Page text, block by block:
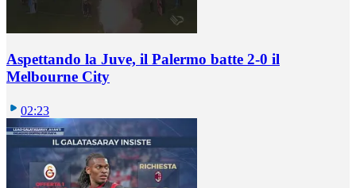
Aspettando la Juve, il Palermo batte 2-0 il
Melbourne City
02:23